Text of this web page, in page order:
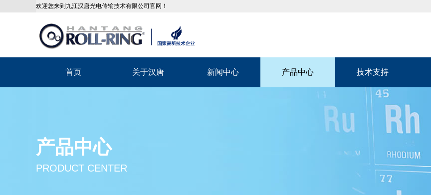
欢迎您来到九江汉唐光电传输技术有限公司官网！
首页 关于汉唐 新闻中心 产品中心 技术支持
产品中心
PRODUCT CENTER